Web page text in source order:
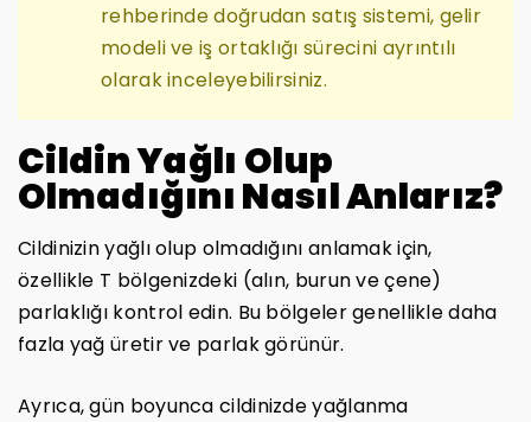
rehberinde doğrudan satış sistemi, gelir
modeli ve iş ortaklığı sürecini ayrıntılı
olarak inceleyebilirsiniz.
Cildin Yağlı Olup
Olmadığını Nasıl Anlarız?
Cildinizin yağlı olup olmadığını anlamak için,
özellikle T bölgenizdeki (alın, burun ve çene)
parlaklığı kontrol edin. Bu bölgeler genellikle daha
fazla yağ üretir ve parlak görünür.
Ayrıca, gün boyunca cildinizde yağlanma